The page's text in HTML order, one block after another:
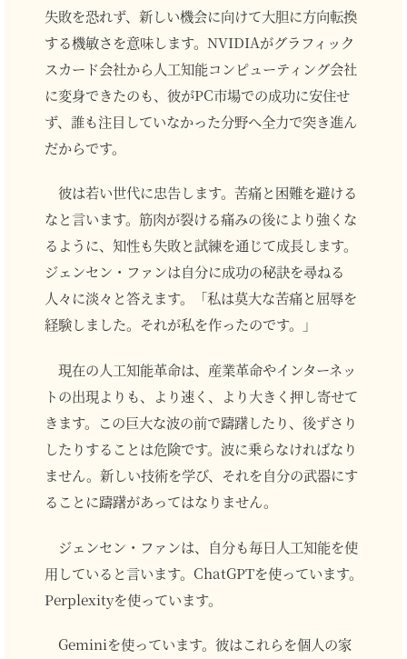
失敗を恐れず、新しい機会に向けて大胆に方向転換
する機敏さを意味します。NVIDIAがグラフィック
スカード会社から人工知能コンピューティング会社
に変身できたのも、彼がPC市場での成功に安住せ
ず、誰も注目していなかった分野へ全力で突き進ん
だからです。
彼は若い世代に忠告します。苦痛と困難を避ける
なと言います。筋肉が裂ける痛みの後により強くな
るように、知性も失敗と試練を通じて成長します。
ジェンセン・ファンは自分に成功の秘訣を尋ねる
人々に淡々と答えます。「私は莫大な苦痛と屈辱を
経験しました。それが私を作ったのです。」
現在の人工知能革命は、産業革命やインターネッ
トの出現よりも、より速く、より大きく押し寄せて
きます。この巨大な波の前で躊躇したり、後ずさり
したりすることは危険です。波に乗らなければなり
ません。新しい技術を学び、それを自分の武器にす
ることに躊躇があってはなりません。
ジェンセン・ファンは、自分も毎日人工知能を使
用していると言います。ChatGPTを使っています。
Perplexityを使っています。
Geminiを使っています。彼はこれらを個人の家